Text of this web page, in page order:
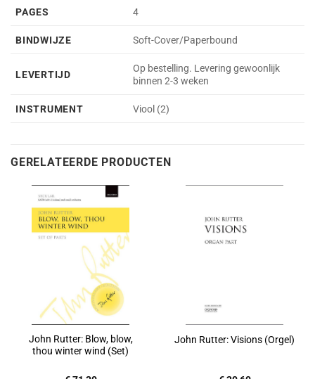
PAGES 4
BINDWIJZE Soft-Cover/Paperbound
LEVERTIJD
Op bestelling. Levering gewoonlijk
binnen 2-3 weken
INSTRUMENT Viool (2)
GERELATEERDE PRODUCTEN
John Rutter: Blow, blow,
thou winter wind (Set)
John Rutter: Visions (Orgel)